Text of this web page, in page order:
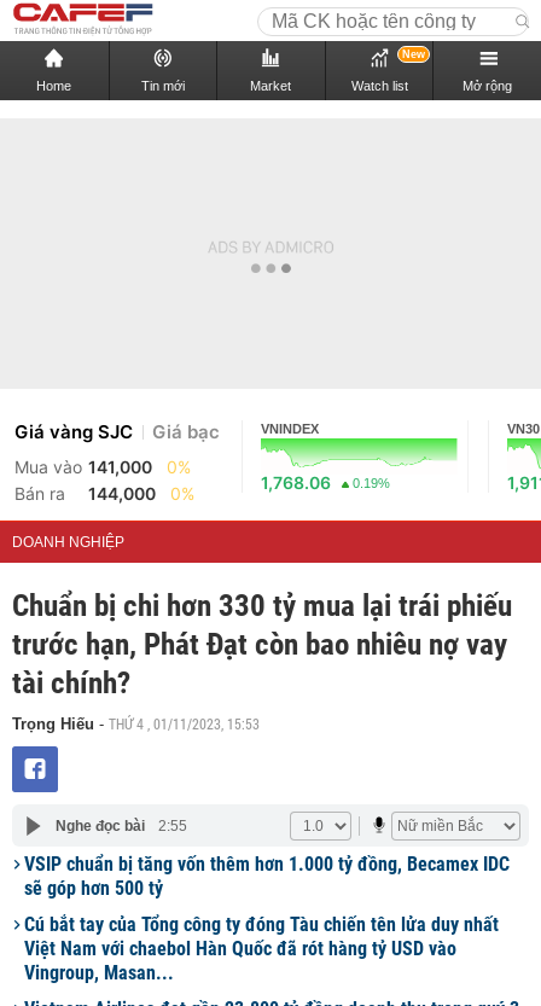
Home Tin mới Market Watch list
New
Mở rộng
Giá vàng SJC Giá bạc
Mua vào 141,000
0%
Bán ra
144,000 0%
VNINDEX
1,768.06 0.19%
VN30
DOANH NGHIỆP
Chuẩn bị chi hơn 330 tỷ mua lại trái phiếu
trước hạn, Phát Đạt còn bao nhiêu nợ vay
tài chính?
Trọng Hiếu - THỨ 4 , 01/11/2023, 15:53
Nghe đọc bài 2:55
VSIP chuẩn bị tăng vốn thêm hơn 1.000 tỷ đồng, Becamex IDC
sẽ góp hơn 500 tỷ
Cú bắt tay của Tổng công ty đóng Tàu chiến tên lửa duy nhất
Việt Nam với chaebol Hàn Quốc đã rót hàng tỷ USD vào
Vingroup, Masan...